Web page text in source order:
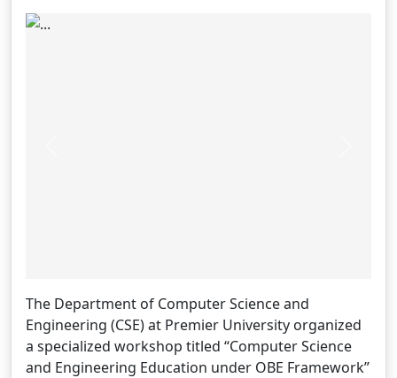
The Department of Computer Science and
Engineering (CSE) at Premier University organized
a specialized workshop titled “Computer Science
and Engineering Education under OBE Framework”